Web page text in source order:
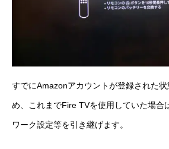
すでにAmazonアカウントが登録された
め、これまでFire TVを使用していた場合
ワーク設定等を引き継げます。